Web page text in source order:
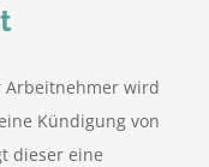
Arbeitnehmer wird
Kündigung von
dieser eine